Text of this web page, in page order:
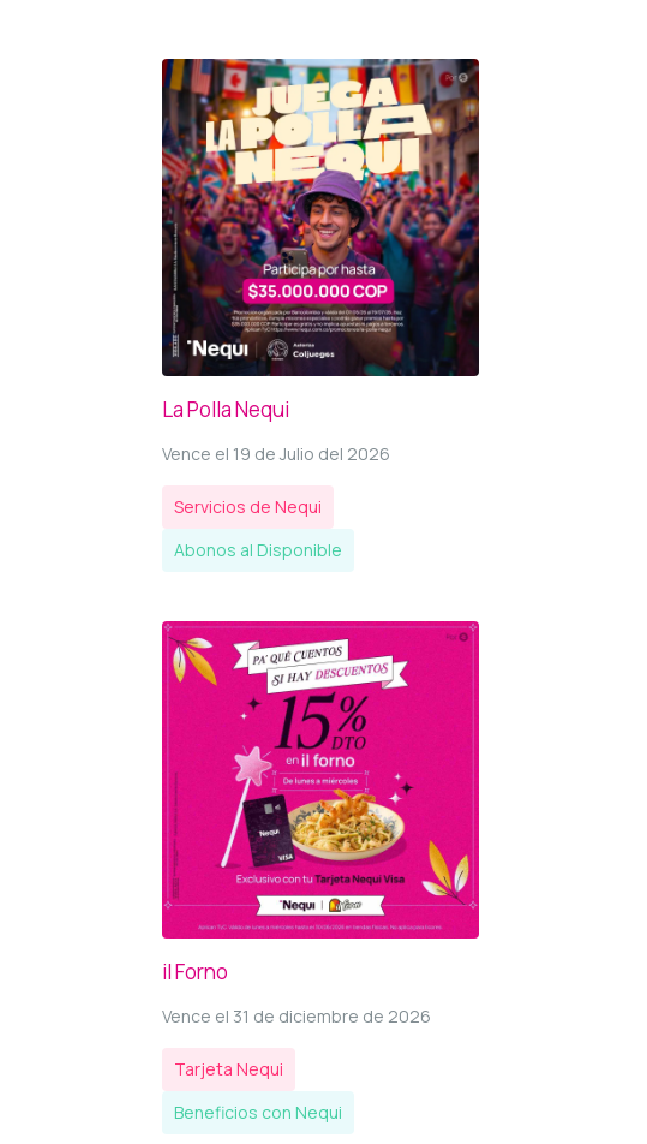
La Polla Nequi
Vence el 19 de Julio del 2026
Servicios de Nequi
Abonos al Disponible
il Forno
Vence el 31 de diciembre de 2026
Tarjeta Nequi
Beneficios con Nequi